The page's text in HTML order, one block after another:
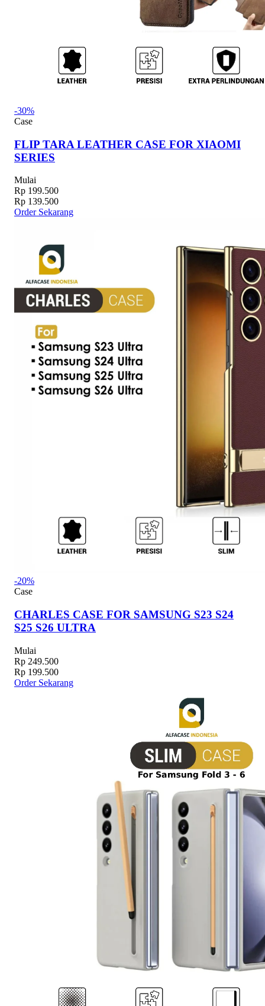
-30%
Case
FLIP TARA LEATHER CASE FOR XIAOMI
SERIES
Mulai
Rp 199.500
Rp 139.500
Order Sekarang
-20%
Case
CHARLES CASE FOR SAMSUNG S23 S24
S25 S26 ULTRA
Mulai
Rp 249.500
Rp 199.500
Order Sekarang